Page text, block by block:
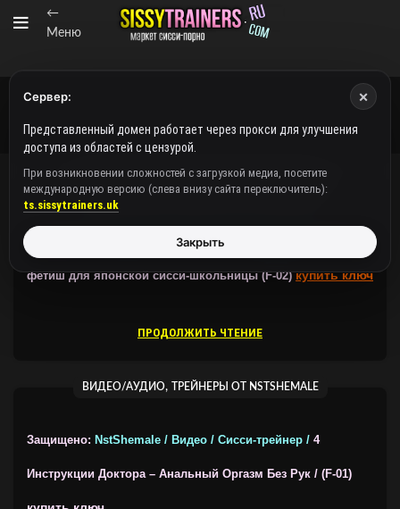
←
Меню
ВИДЕО/АУДИО,ТРЕЙНЕРЫ ОТ NSTSHEMALE
NstShemale / Видео / Сисси-трейнер /
фетиш для японской сисси-школьницы (F-02)купить ключ
ПРОДОЛЖИТЬ ЧТЕНИЕ
ВИДЕО/АУДИО, ТРЕЙНЕРЫ ОТ NSTSHEMALE
Защищено: NstShemale / Видео / Сисси-трейнер / 4
Инструкции Доктора – Анальный Оргазм Без Рук / (F-01)
Сервер: ×
Представленный домен работает через прокси для улучшения
доступа из областей с цензурой.
При возникновении сложностей с загрузкой медиа, посетите
международную версию (слева внизу сайта переключитель):
ts.sissytrainers.uk
Закрыть